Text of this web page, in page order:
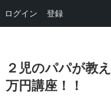
２児のパパが教
万円講座！！
ログイン 登録